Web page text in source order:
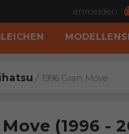
anmelden
/ 1996 Gran Move
(1996 -